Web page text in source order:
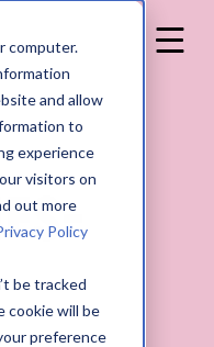
computer.
and allow
to
experience
visitors on
out more
Policy
be tracked
cookie will be
preference